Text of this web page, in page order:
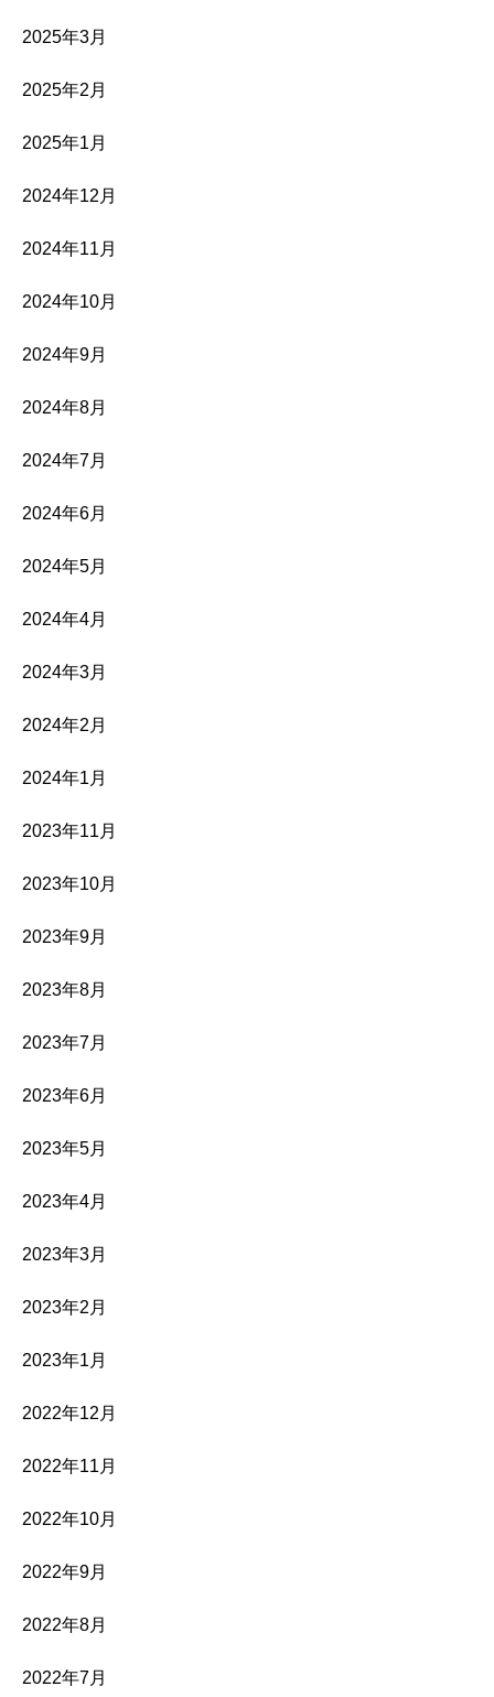
2025年3月
2025年2月
2025年1月
2024年12月
2024年11月
2024年10月
2024年9月
2024年8月
2024年7月
2024年6月
2024年5月
2024年4月
2024年3月
2024年2月
2024年1月
2023年11月
2023年10月
2023年9月
2023年8月
2023年7月
2023年6月
2023年5月
2023年4月
2023年3月
2023年2月
2023年1月
2022年12月
2022年11月
2022年10月
2022年9月
2022年8月
2022年7月